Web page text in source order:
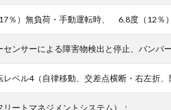
％）無負荷・手動運転時、 6.8度（12％
センサーによる障害物検出と停止、バンパ
レベル4（自律移動、交差点横断・右左折
リートマネジメントシステム）：